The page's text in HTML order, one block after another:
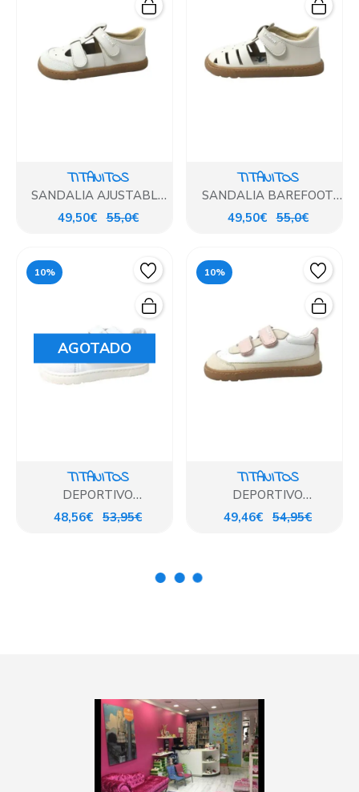
TITANITOS
SANDALIA AJUSTABLE
BAREFOOT BEIG
49,50€ 55,0€
TITANITOS
SANDALIA BAREFOOT
BEIG TITANITOS
49,50€ 55,0€
10%
AGOTADO
TITANITOS
DEPORTIVO
RESPETUOSO CERO
DROP BLANCO
48,56€ 53,95€
10%
TITANITOS
DEPORTIVO
RESPETUOSO CERO
DROP BLANCO ROSA
49,46€ 54,95€